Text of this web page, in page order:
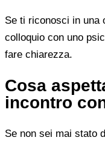
Se ti riconosci in una
colloquio con uno
fare chiarezza.
Cosa
incontro
Se non sei mai stato